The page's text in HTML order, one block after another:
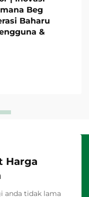
Beg
Baharu
&
Harga
anda tidak lama